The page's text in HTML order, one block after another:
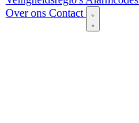
Over ons Contact